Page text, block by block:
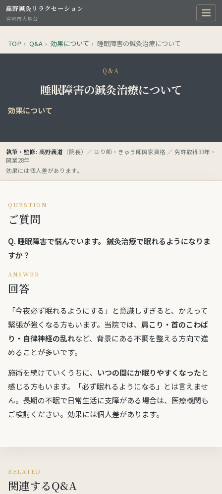
高野鍼灸リラクセーション
宮崎市大塚台
TOP › Q&A › 効果について › 睡眠障害の鍼灸治療について
Q&A
睡眠障害の鍼灸治療について
効果について
執筆・監修: 高野義道 （院長）／ はり師・きゅう師国家資格 ／ 免許取得33年・
開業28年
効果には個人差があります。
QUESTION
ご質問
Q. 睡眠障害で悩んでいます。 鍼灸治療で眠れるようになりま
すか？
ANSWER
回答
「今夜必ず眠れるようにする」と意識しすぎると、かえって
緊張が強くなる方もいます。当院では、 肩こり・首のこわば
り・自律神経の乱れなど、背景にある不調を整える方向で進
めることが多いです。
施術を続けていくうちに、 いつの間にか眠りやすくなったと
感じる方もいます。「必ず眠れるようになる」とは言えませ
ん。長期の不眠で日常生活に支障がある場合は、医療機関も
ご検討ください。効果には個人差があります。
RELATED
関連するQ&A